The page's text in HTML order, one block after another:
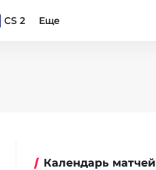
CS 2 Еще
Календарь матчей